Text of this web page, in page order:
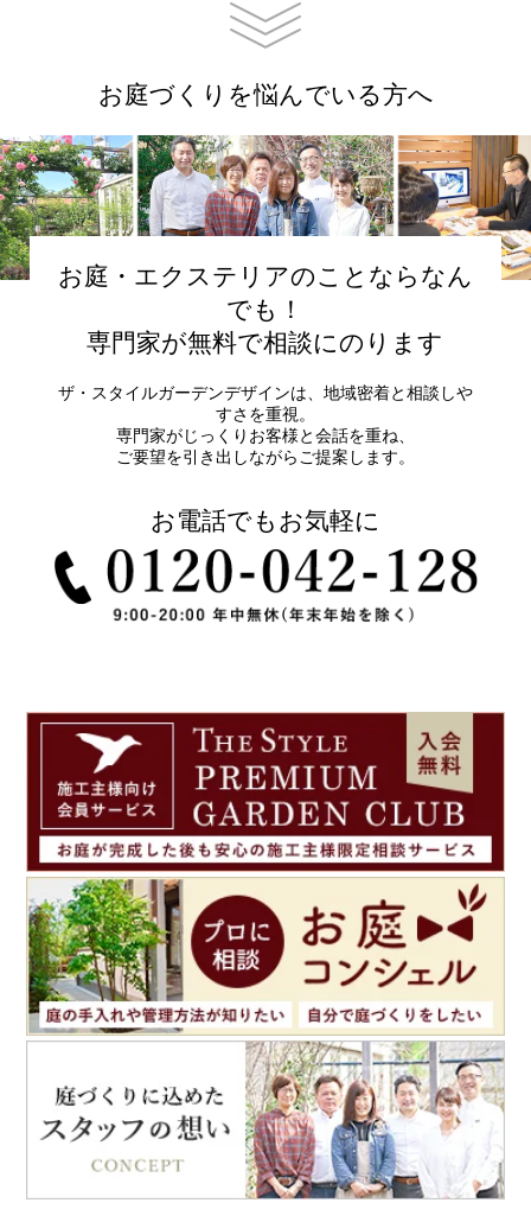
お庭づくりを悩んでいる方へ
お庭・エクステリアのことならなん
でも！
専門家が無料で相談にのります
ザ・スタイルガーデンデザインは、地域密着と相談しや
すさを重視。
専門家がじっくりお客様と会話を重ね、
ご要望を引き出しながらご提案します。
お電話でもお気軽に